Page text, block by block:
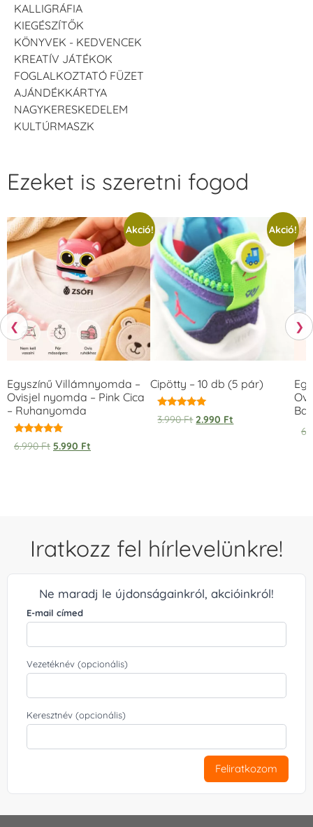
KALLIGRÁFIA
KIEGÉSZÍTŐK
KÖNYVEK - KEDVENCEK
KREATÍV JÁTÉKOK
FOGLALKOZTATÓ FÜZET
AJÁNDÉKKÁRTYA
NAGYKERESKEDELEM
KULTÚRMASZK
❮
Ezeket is szeretni fogod
Akció!
Egyszínű Villámnyomda –
Ovisjel nyomda – Pink Cica
– Ruhanyomda
Értékelés:
5.00
6.990Ft 5.990 Ft
Akció!
Cipötty – 10 db (5 pár)
Értékelés:
5.00
3.990Ft 2.990 Ft
❯
Iratkozz fel hírlevelünkre!
Ne maradj le újdonságainkról, akcióinkról!
E-mail címed
Vezetéknév (opcionális)
Keresztnév (opcionális)
Feliratkozom